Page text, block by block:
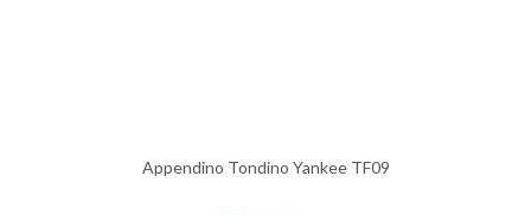
Appendino Tondino Yankee TF09